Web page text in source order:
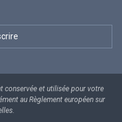
conservée et utilisée pour votre
au Règlement européen sur